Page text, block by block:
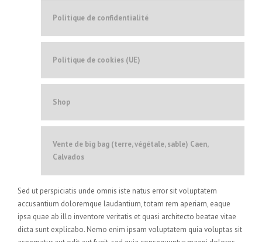
Politique de confidentialité
Politique de cookies (UE)
Shop
Vente de big bag (terre, végétale, sable) Caen,
Calvados
Sed ut perspiciatis unde omnis iste natus error sit voluptatem
accusantium doloremque laudantium, totam rem aperiam, eaque
ipsa quae ab illo inventore veritatis et quasi architecto beatae vitae
dicta sunt explicabo. Nemo enim ipsam voluptatem quia voluptas sit